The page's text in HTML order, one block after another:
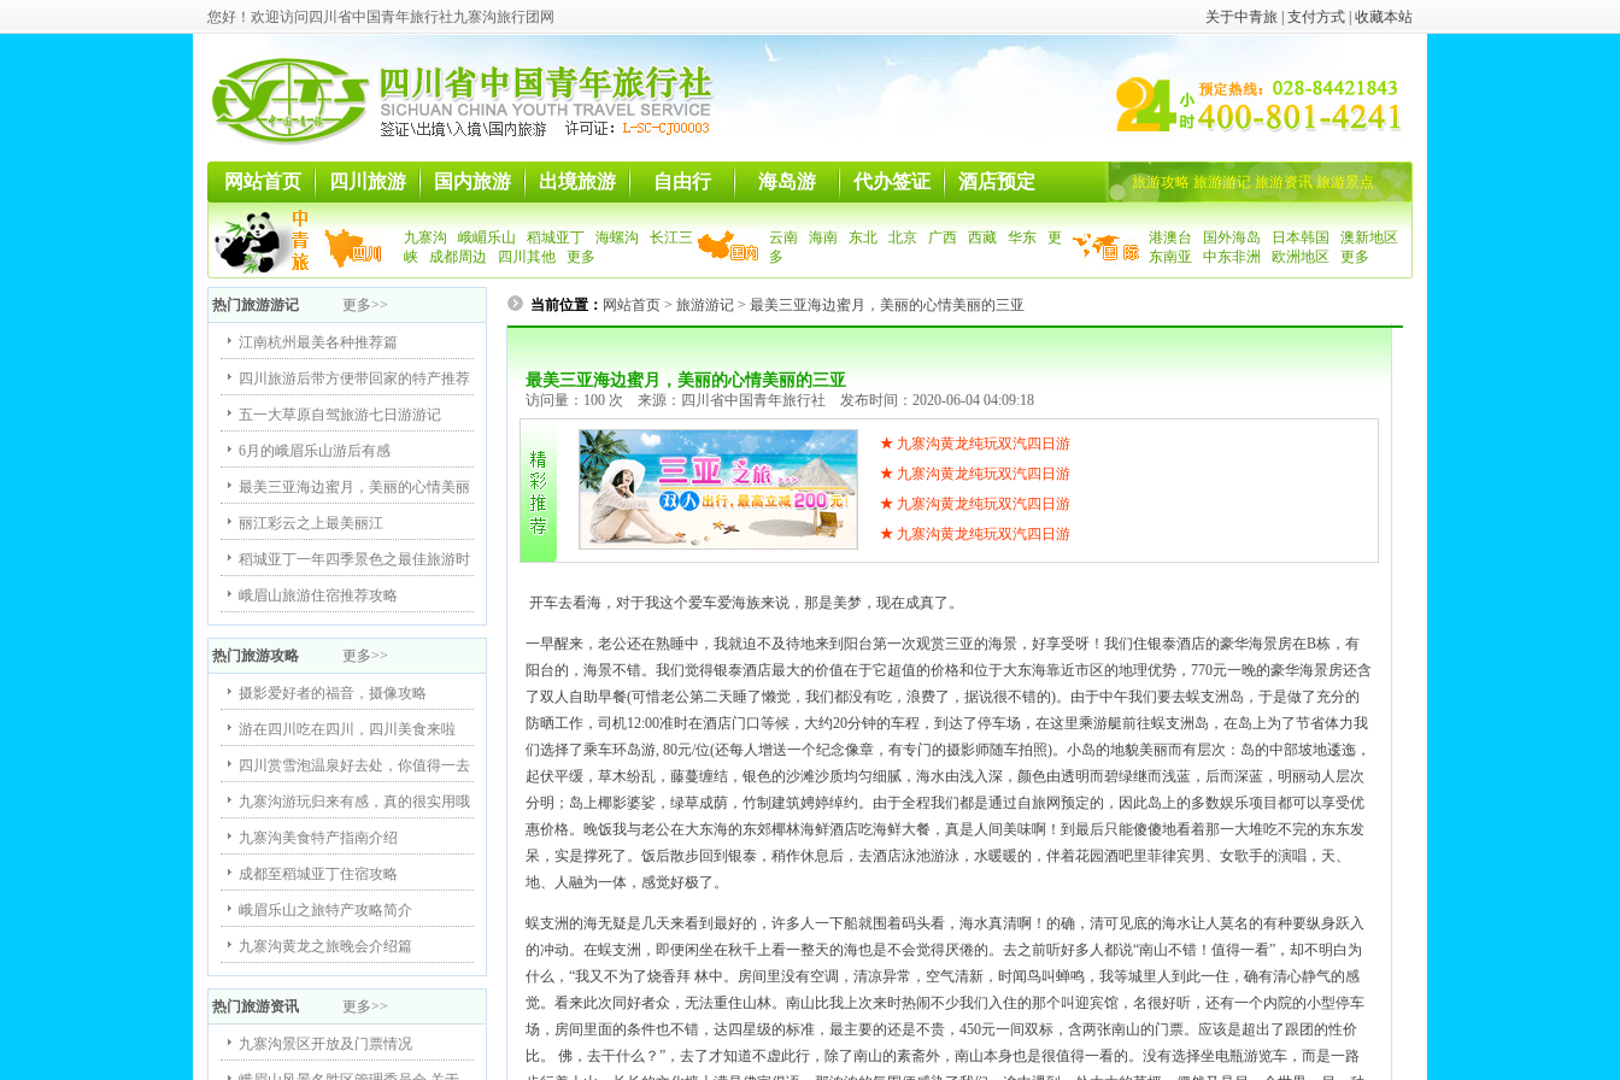
您好！欢迎访问四川省中国青年旅行社九寨沟旅行团网 关于中青旅 支付方式 收藏本站
网站首页 四川旅游 国内旅游 出境旅游 自由行 海岛游 代办签证 酒店预定 旅游攻略 旅游游记 旅游资讯 旅游景点
九寨沟 峨嵋乐山 稻城亚丁 海螺沟
长江三
峡
成都周边 四川其他 更多
云南 海南 东北 北京 广西 西藏 华东
更
多
港澳台 国外海岛 日本韩国
澳新地区
东南亚
中东非洲 欧洲地区 更多
热门旅游游记 更多>>
江南杭州最美各种推荐篇
四川旅游后带方便带回家的特产推荐
五一大草原自驾旅游七日游游记
6月的峨眉乐山游后有感
最美三亚海边蜜月，美丽的心情美丽
丽江彩云之上最美丽江
稻城亚丁一年四季景色之最佳旅游时
峨眉山旅游住宿推荐攻略
热门旅游攻略 更多>>
摄影爱好者的福音，摄像攻略
游在四川吃在四川，四川美食来啦
四川赏雪泡温泉好去处，你值得一去
九寨沟游玩归来有感，真的很实用哦
九寨沟美食特产指南介绍
成都至稻城亚丁住宿攻略
峨眉乐山之旅特产攻略简介
九寨沟黄龙之旅晚会介绍篇
热门旅游资讯 更多>>
九寨沟景区开放及门票情况
当前位置： 网站首页 > 旅游游记 > 最美三亚海边蜜月，美丽的心情美丽的三亚
最美三亚海边蜜月，美丽的心情美丽的三亚
访问量：100 次 来源：四川省中国青年旅行社 发布时间：2020-06-04 04:09:18
★ 九寨沟黄龙纯玩双汽四日游
★ 九寨沟黄龙纯玩双汽四日游
★ 九寨沟黄龙纯玩双汽四日游
★ 九寨沟黄龙纯玩双汽四日游
开车去看海，对于我这个爱车爱海族来说，那是美梦，现在成真了。
一早醒来，老公还在熟睡中，我就迫不及待地来到阳台第一次观赏三亚的海景，好享受呀！我们住银泰酒店的豪华海景房在B栋，有
阳台的，海景不错。我们觉得银泰酒店最大的价值在于它超值的价格和位于大东海靠近市区的地理优势，770元一晚的豪华海景房还含
了双人自助早餐(可惜老公第二天睡了懒觉，我们都没有吃，浪费了，据说很不错的)。由于中午我们要去蜈支洲岛，于是做了充分的
防晒工作，司机12:00准时在酒店门口等候，大约20分钟的车程，到达了停车场，在这里乘游艇前往蜈支洲岛，在岛上为了节省体力我
们选择了乘车环岛游, 80元/位(还每人增送一个纪念像章，有专门的摄影师随车拍照)。小岛的地貌美丽而有层次：岛的中部坡地逶迤，
起伏平缓，草木纷乱，藤蔓缠结，银色的沙滩沙质均匀细腻，海水由浅入深，颜色由透明而碧绿继而浅蓝，后而深蓝，明丽动人层次
分明；岛上椰影婆娑，绿草成荫，竹制建筑娉婷绰约。由于全程我们都是通过自旅网预定的，因此岛上的多数娱乐项目都可以享受优
惠价格。晚饭我与老公在大东海的东郊椰林海鲜酒店吃海鲜大餐，真是人间美味啊！到最后只能傻傻地看着那一大堆吃不完的东东发
呆，实是撑死了。饭后散步回到银泰，稍作休息后，去酒店泳池游泳，水暖暖的，伴着花园酒吧里菲律宾男、女歌手的演唱，天、
地、人融为一体，感觉好极了。
蜈支洲的海无疑是几天来看到最好的，许多人一下船就围着码头看，海水真清啊！的确，清可见底的海水让人莫名的有种要纵身跃入
的冲动。在蜈支洲，即便闲坐在秋千上看一整天的海也是不会觉得厌倦的。去之前听好多人都说“南山不错！值得一看”，却不明白为
什么，“我又不为了烧香拜 林中。房间里没有空调，清凉异常，空气清新，时闻鸟叫蝉鸣，我等城里人到此一住，确有清心静气的感
觉。看来此次同好者众，无法重住山林。南山比我上次来时热闹不少我们入住的那个叫迎宾馆，名很好听，还有一个内院的小型停车
场，房间里面的条件也不错，达四星级的标准，最主要的还是不贵，450元一间双标，含两张南山的门票。应该是超出了跟团的性价
比。 佛，去干什么？”，去了才知道不虚此行，除了南山的素斋外，南山本身也是很值得一看的。没有选择坐电瓶游览车，而是一路